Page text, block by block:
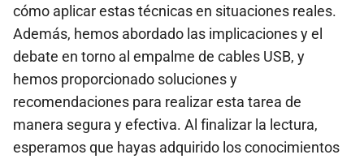
cómo aplicar estas técnicas en situaciones reales.
Además, hemos abordado las implicaciones y el
debate en torno al empalme de cables USB, y
hemos proporcionado soluciones y
recomendaciones para realizar esta tarea de
manera segura y efectiva. Al finalizar la lectura,
esperamos que hayas adquirido los conocimientos